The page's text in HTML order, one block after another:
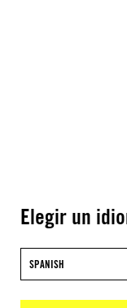
Elegir un
SPANISH